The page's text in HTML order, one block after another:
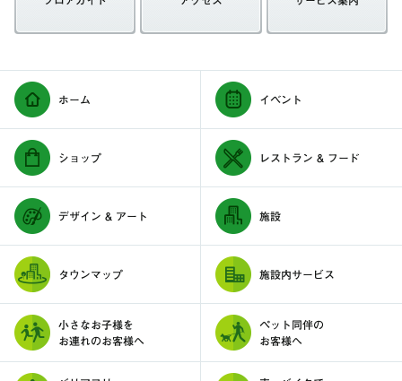
ホーム イベント
ショップ レストラン & フード
デザイン & アート 施設
タウンマップ 施設内サービス
小さなお子様を
お連れのお客様へ
ペット同伴の
お客様へ